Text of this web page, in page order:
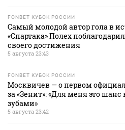
FONBET КУБОК РОССИИ
Самый молодой автор гола в
«Спартака» Полех
своего достижения
5 августа 23:43
FONBET КУБОК РОССИИ
Москвичев — о первом
за «Зенит»: «Для меня это шанс
зубами»
5 августа 23:42